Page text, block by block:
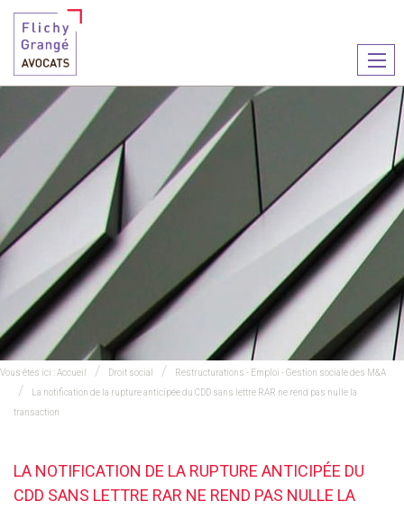
le
Vous êtes ici :Accueil Droit social
Restructurations - Emploi - Gestion sociale des M&A
La notification de la rupture anticipée du CDD sans lettre RAR ne rend pas nulle la
transaction
LA NOTIFICATION DE LA RUPTURE ANTICIPÉE DU
CDD SANS LETTRE RAR NE REND PAS NULLE LA